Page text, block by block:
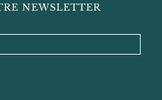
NEWSLETTER